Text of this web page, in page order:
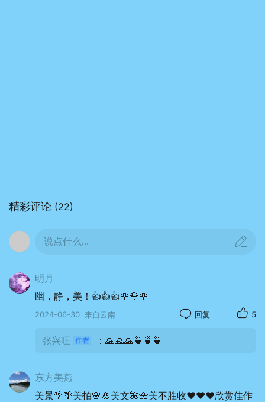
精彩评论 (22)
说点什么...
明月
幽，静，美！👍👍👍🌹🌹🌹
2024-06-30 来自云南 回复 5
张兴旺 ：🙏🙏🙏🍵🍵🍵
东方美燕
美景🌴🌴美拍🌸🌸美文🌺🌺美不胜收❤️❤️❤️欣赏佳作